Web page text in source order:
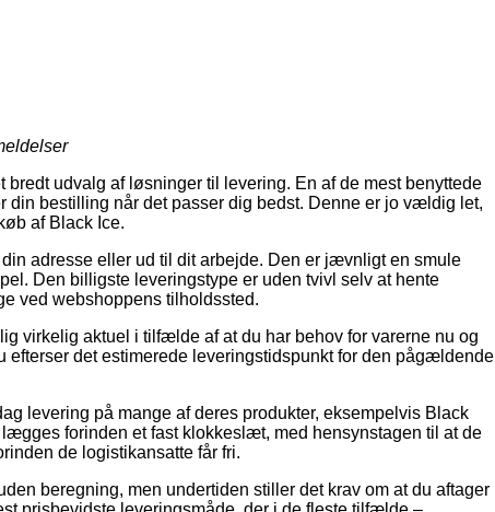
udvalg af løsninger til levering. En af de mest benyttede
din bestilling når det passer dig bedst. Denne er jo vældig let,
af Black Ice.
adresse eller ud til dit arbejde. Den er jævnligt en smule
Den billigste leveringstype er uden tvivl selv at hente
ved webshoppens tilholdssted.
virkelig aktuel i tilfælde af at du har behov for varerne nu og
efterser det estimerede leveringstidspunkt for den pågældende
levering på mange af deres produkter, eksempelvis Black
forinden et fast klokkeslæt, med hensynstagen til at de
de logistikansatte får fri.
beregning, men undertiden stiller det krav om at du aftager